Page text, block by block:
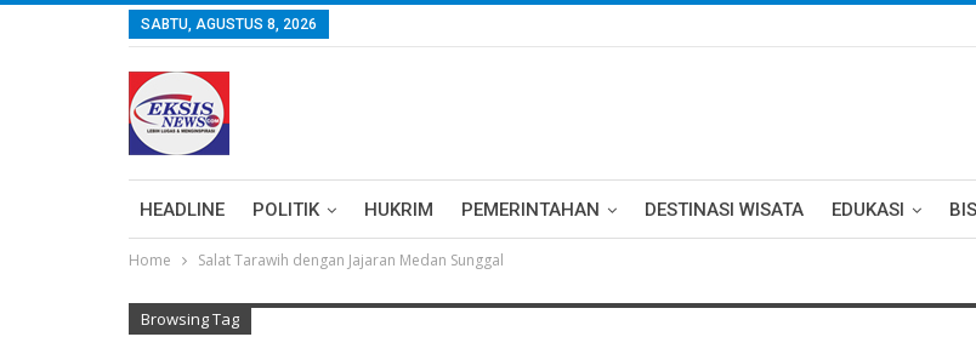
SABTU, AGUSTUS 8, 2026
HEADLINE POLITIK HUKRIM PEMERINTAHAN DESTINASI WISATA EDUKASI
Home Salat Tarawih dengan Jajaran Medan Sunggal
Browsing Tag